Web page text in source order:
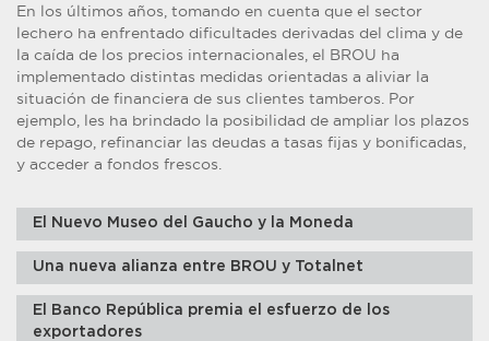
En los últimos años, tomando en cuenta que el sector
lechero ha enfrentado dificultades derivadas del clima y de
la caída de los precios internacionales, el BROU ha
implementado distintas medidas orientadas a aliviar la
situación de financiera de sus clientes tamberos. Por
ejemplo, les ha brindado la posibilidad de ampliar los plazos
de repago, refinanciar las deudas a tasas fijas y bonificadas,
y acceder a fondos frescos.
El Nuevo Museo del Gaucho y la Moneda
Una nueva alianza entre BROU y Totalnet
El Banco República premia el esfuerzo de los
exportadores